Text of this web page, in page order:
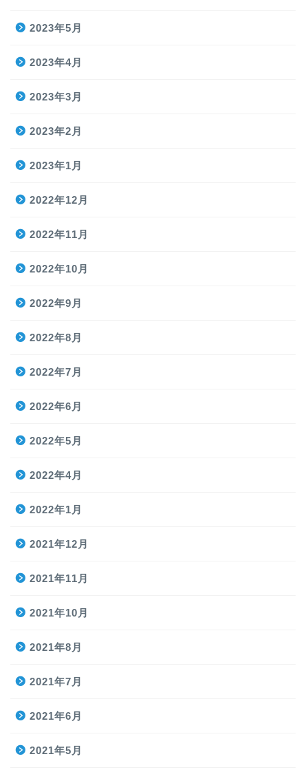
2023年5月
2023年4月
2023年3月
2023年2月
2023年1月
2022年12月
2022年11月
2022年10月
2022年9月
2022年8月
2022年7月
2022年6月
2022年5月
2022年4月
2022年1月
2021年12月
2021年11月
2021年10月
2021年8月
2021年7月
2021年6月
2021年5月